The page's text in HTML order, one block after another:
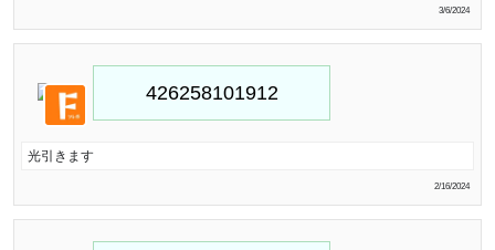
3/6/2024
光引きます
2/16/2024